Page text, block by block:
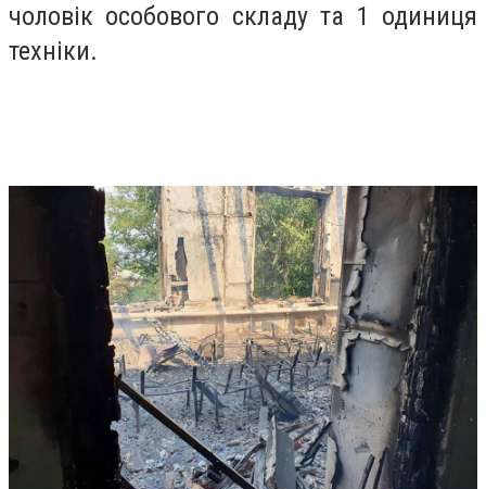
чоловік особового складу та 1 одиниця
техніки.